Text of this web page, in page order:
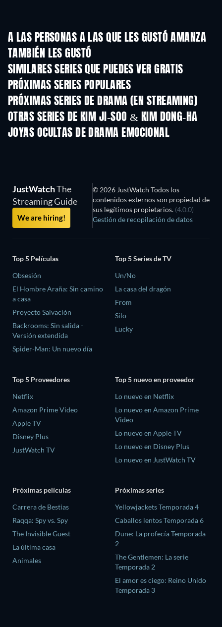
A LAS PERSONAS A LAS QUE LES GUSTÓ AMANZA
TAMBIÉN LES GUSTÓ
TV
SIMILARES SERIES QUE PUEDES VER GRATIS
TV TV
PRÓXIMAS SERIES POPULARES
TV
PRÓXIMAS SERIES DE DRAMA (EN STREAMING)
Temporada 4 Temporada 6
OTRAS SERIES DE KIM JI-SOO & KIM DONG-HA
TV
JOYAS OCULTAS DE DRAMA EMOCIONAL
JustWatchThe
Streaming Guide
We are hiring!
© 2026 JustWatch Todos los
contenidos externos son propiedad de
sus legítimos propietarios. (4.0.0)
Gestión de recopilación de datos
Top 5 Películas
Obsesión
El Hombre Araña: Sin camino
a casa
Proyecto Salvación
Backrooms: Sin salida -
Versión extendida
Spider-Man: Un nuevo día
Top 5 Series de TV
Un/No
La casa del dragón
From
Silo
Lucky
Top 5 Proveedores
Netflix
Amazon Prime Video
Apple TV
Disney Plus
JustWatch TV
Top 5 nuevo en proveedor
Lo nuevo en Netflix
Lo nuevo en Amazon Prime
Video
Lo nuevo en Apple TV
Lo nuevo en Disney Plus
Lo nuevo en JustWatch TV
Próximas películas
Carrera de Bestias
Raqqa: Spy vs. Spy
The Invisible Guest
La última casa
Animales
Próximas series
Yellowjackets Temporada 4
Caballos lentos Temporada 6
Dune: La profecía Temporada
2
The Gentlemen: La serie
Temporada 2
El amor es ciego: Reino Unido
Temporada 3